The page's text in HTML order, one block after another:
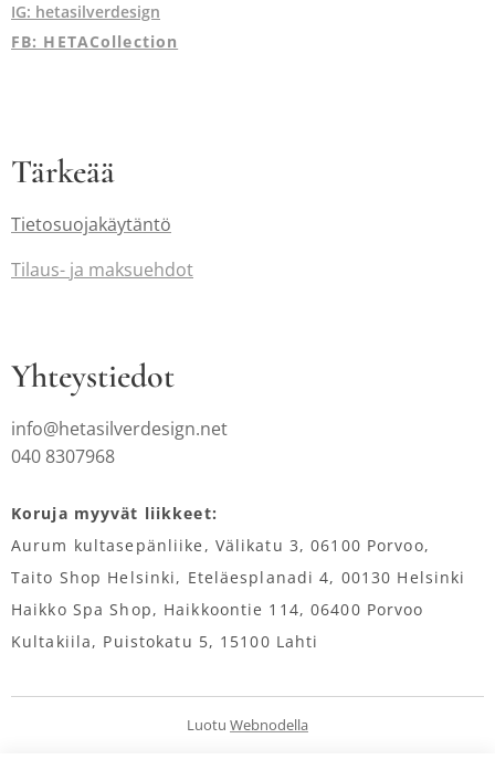
IG: hetasilverdesign
FB: HETACollection
Tärkeää
Tietosuojakäytäntö
Tilaus- ja maksuehdot
Yhteystiedot
info@hetasilverdesign.net
040 8307968
Koruja myyvät liikkeet:
Aurum kultasepänliike, Välikatu 3, 06100 Porvoo,
Taito Shop Helsinki, Eteläesplanadi 4, 00130 Helsinki
Haikko Spa Shop, Haikkoontie 114, 06400 Porvoo
Kultakiila, Puistokatu 5, 15100 Lahti
Luotu Webnodella